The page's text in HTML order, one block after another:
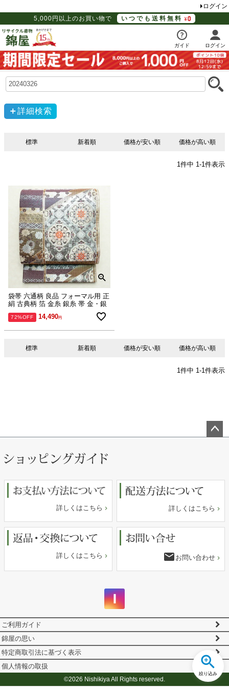
ログイン
5,000円以上のお買い物で
いつでも送料無料
ガイド ログイン
詳細検索
標準 新着順 価格が安い順 価格が高い順
1 件中 1 -1 件表示
袋帯 六通柄 良品 フォーマル用 正
絹 古典柄 箔 金糸 銀糸 帯 金・銀
72%OFF 14,490
標準 新着順 価格が安い順 価格が高い順
1 件中 1 -1 件表示
絞り込み
詳しくはこちら 詳しくはこちら
詳しくはこちら email お問い合わせ
ご利用ガイド
錦屋の思い
特定商取引法に基づく表示
個人情報の取扱
©2026 Nishikiya All Rights reserved.